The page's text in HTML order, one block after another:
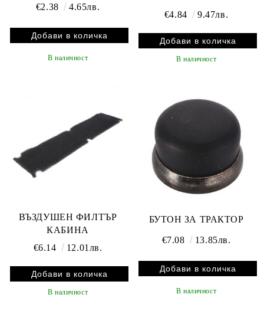
€2.38 4.65лв.
В наличност
€4.84
9.47лв.
В наличност
ВЪЗДУШЕН ФИЛТЪР
КАБИНА
€6.14
12.01лв.
В наличност
БУТОН ЗА ТРАКТОР
€7.08 13.85лв.
В наличност